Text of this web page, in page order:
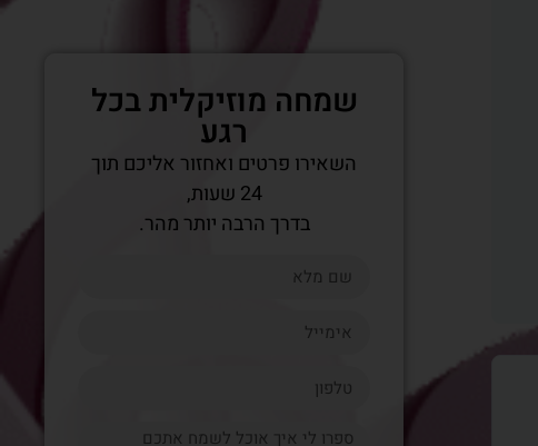
שמחה מוזיקלית בכל
רגע
השאירו פרטים ואחזור אליכם תוך
24 שעות,
בדרך הרבה יותר מהר.